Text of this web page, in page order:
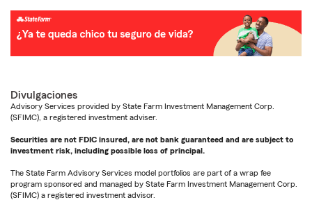
Divulgaciones
Advisory Services provided by State Farm Investment Management Corp.
(SFIMC), a registered investment adviser.
Securities are not FDIC insured, are not bank guaranteed and are subject to
investment risk, including possible loss of principal.
The State Farm Advisory Services model portfolios are part of a wrap fee
program sponsored and managed by State Farm Investment Management Corp.
(SFIMC) a registered investment advisor.